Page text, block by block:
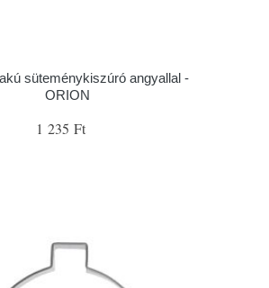
süteménykiszúró angyallal -
ORION
1 235 Ft